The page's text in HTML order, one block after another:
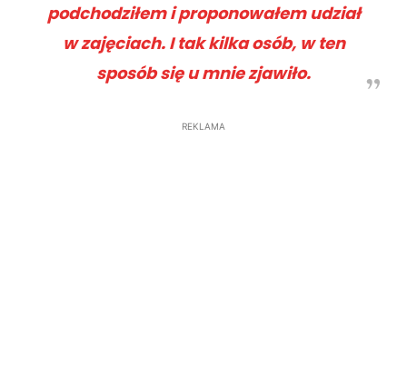
podchodziłem i proponowałem udział
w zajęciach. I tak kilka osób, w ten
sposób się u mnie zjawiło.
REKLAMA